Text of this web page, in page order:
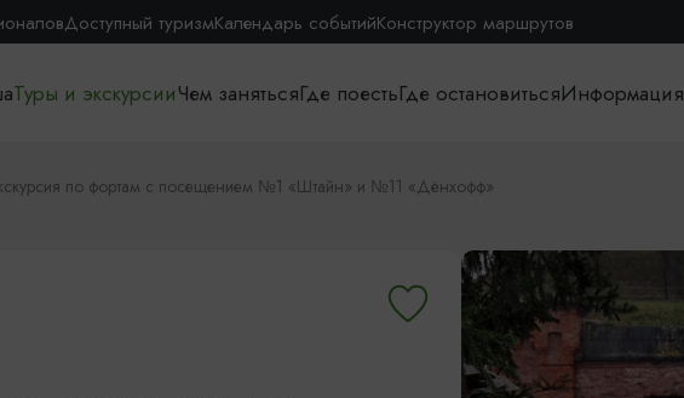
Доступный туризмКалендарь событийКонструктор маршрутов
Туры и экскурсииЧем занятьсяГде поестьГде остановитьсяИнформация
по фортам с посещением №1 «Штайн» и №11 «Дёнхофф»